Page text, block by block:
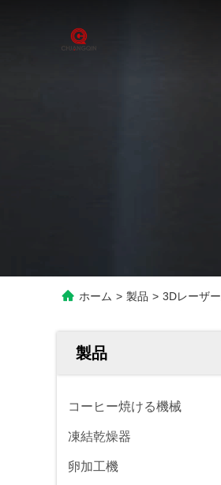
ホーム > 製品 > 3Dレーザ
製品
コーヒー焼ける機械
凍結乾燥器
卵加工機